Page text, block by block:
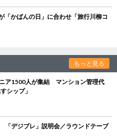
かばんの日」に合わせ「旅行川柳コ
もっと見る
ニア1500人が集結 マンション管理代
シップ」
デジブレ」説明会／ラウンドテーブ